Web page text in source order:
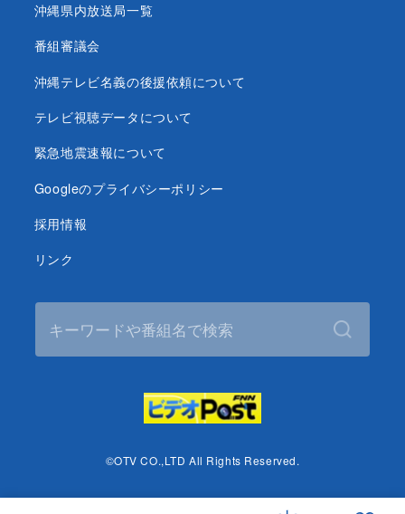
沖縄県内放送局一覧
番組審議会
沖縄テレビ名義の後援依頼について
テレビ視聴データについて
緊急地震速報について
Googleのプライバシーポリシー
採用情報
リンク
©OTV CO.,LTD All Rights Reserved.